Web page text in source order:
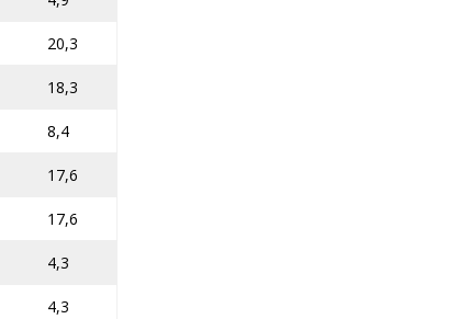
20,3
18,3
8,4
17,6
17,6
4,3
4,3